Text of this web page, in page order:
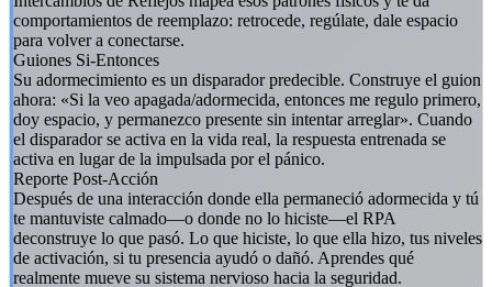
comportamientos de reemplazo: retrocede, regúlate, dale espacio
para volver a conectarse.
Guiones Si-Entonces
Su adormecimiento es un disparador predecible. Construye el guion
ahora: «Si la veo apagada/adormecida, entonces me regulo primero,
doy espacio, y permanezco presente sin intentar arreglar». Cuando
el disparador se activa en la vida real, la respuesta entrenada se
activa en lugar de la impulsada por el pánico.
Reporte Post-Acción
Después de una interacción donde ella permaneció adormecida y tú
te mantuviste calmado—o donde no lo hiciste—el RPA
deconstruye lo que pasó. Lo que hiciste, lo que ella hizo, tus niveles
de activación, si tu presencia ayudó o dañó. Aprendes qué
realmente mueve su sistema nervioso hacia la seguridad.